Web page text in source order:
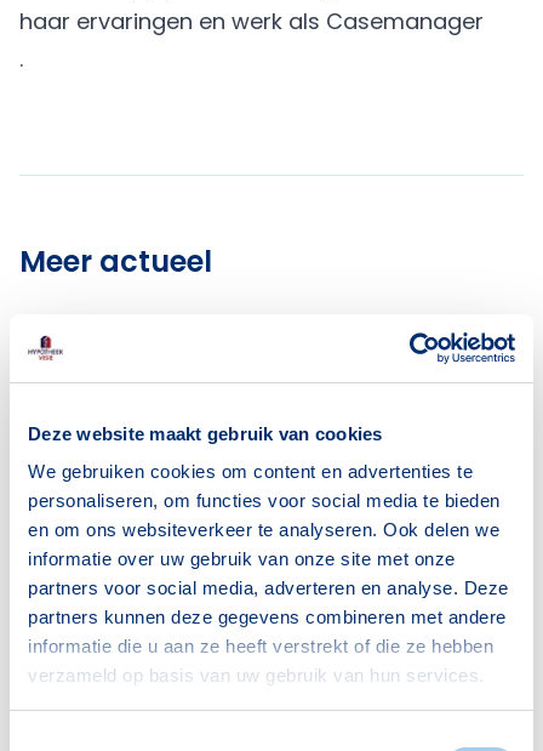
Deze website maakt gebruik van cookies
We gebruiken cookies om content en advertenties te
personaliseren, om functies voor social media te bieden
en om ons websiteverkeer te analyseren. Ook delen we
informatie over uw gebruik van onze site met onze
partners voor social media, adverteren en analyse. Deze
partners kunnen deze gegevens combineren met andere
informatie die u aan ze heeft verstrekt of die ze hebben
verzameld op basis van uw gebruik van hun services.
haar ervaringen en werk als Casemanager
.
Meer actueel